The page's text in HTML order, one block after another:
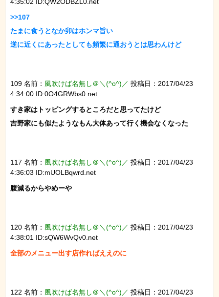
>>107
たまに食うとなか卯はホンマ旨い
逆に近くにあったとしても頻繁に通おうとは思わんけど
109 名前： 風吹けば名無し＠＼(^o^)／ 投稿日：2017/04/23
4:34:00 ID:0O4GRWbs0.net
すき家はトッピングするところだと思ってたけど
吉野家にも似たようなもん大体あって行く機会なくなった
117 名前： 風吹けば名無し＠＼(^o^)／ 投稿日：2017/04/23
4:36:03 ID:mUOLBqwrd.net
腹減るからやめーや
120 名前： 風吹けば名無し＠＼(^o^)／ 投稿日：2017/04/23
4:38:01 ID:sQW6WvQv0.net
全部のメニュー出す店作ればええのに
122 名前： 風吹けば名無し＠＼(^o^)／ 投稿日：2017/04/23